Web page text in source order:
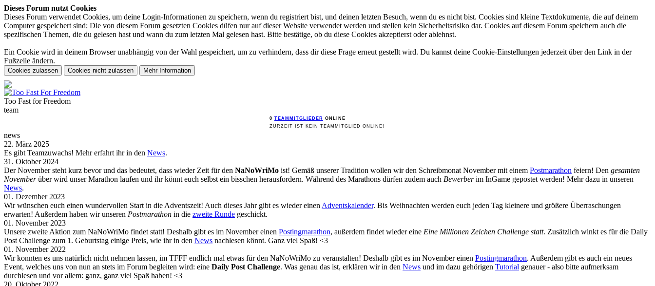
Dieses Forum nutzt Cookies
Dieses Forum verwendet Cookies, um deine Login-Informationen zu speichern, wenn du registriert bist, und deinen letzten Besuch, wenn du es nicht bist. Cookies sind kleine Textdokumente, die auf deinem
Computer gespeichert sind; Die von diesem Forum gesetzten Cookies düfen nur auf dieser Website verwendet werden und stellen kein Sicherheitsrisiko dar. Cookies auf diesem Forum speichern auch die
spezifischen Themen, die du gelesen hast und wann du zum letzten Mal gelesen hast. Bitte bestätige, ob du diese Cookies akzeptierst oder ablehnst.
Ein Cookie wird in deinem Browser unabhängig von der Wahl gespeichert, um zu verhindern, dass dir diese Frage erneut gestellt wird. Du kannst deine Cookie-Einstellungen jederzeit über den Link in der
Fußzeile ändern.
Too Fast forFreedom
team
0 TEAMMITGLIEDER ONLINE
ZURZEIT IST KEIN TEAMMITGLIED ONLINE!
news
22. März 2025
Es gibt Teamzuwachs! Mehr erfahrt ihr in den News.
31. Oktober 2024
Der November steht kurz bevor und das bedeutet, dass wieder Zeit für den NaNoWriMo ist! Gemäß unserer Tradition wollen wir den Schreibmonat November mit einem Postmarathon feiern! Den gesamten
Novemberüber wird unser Marathon laufen und ihr könnt euch selbst ein bisschen herausfordern. Während des Marathons dürfen zudem auch Bewerberim InGame gepostet werden! Mehr dazu in unseren
News.
01. Dezember 2023
Wir wünschen euch einen wundervollen Start in die Adventszeit! Auch dieses Jahr gibt es wieder einen Adventskalender. Bis Weihnachten werden euch jeden Tag kleinere und größere Überraschungen
erwarten! Außerdem haben wir unseren Postmarathon in die zweite Runde geschickt.
01. November 2023
Unsere zweite Aktion zum NaNoWriMo findet statt! Deshalb gibt es im November einen Postingmarathon, außerdem findet wieder eine Eine Millionen Zeichen Challenge statt. Zusätzlich winkt es für die Daily
Post Challenge zum 1. Geburtstag einige Preis, wie ihr in den News nachlesen könnt. Ganz viel Spaß! <3
01. November 2022
Wir konnten es uns natürlich nicht nehmen lassen, im TFFF endlich mal etwas für den NaNoWriMo zu veranstalten! Deshalb gibt es im November einen Postingmarathon. Außerdem gibt es auch ein neues
Event, welches uns von nun an stets im Forum begleiten wird: eine Daily Post Challenge. Was genau das ist, erklären wir in den News und im dazu gehörigen Tutorial genauer - also bitte aufmerksam
durchlesen und vor allem: ganz, ganz viel Spaß haben! <3
20. Oktober 2022